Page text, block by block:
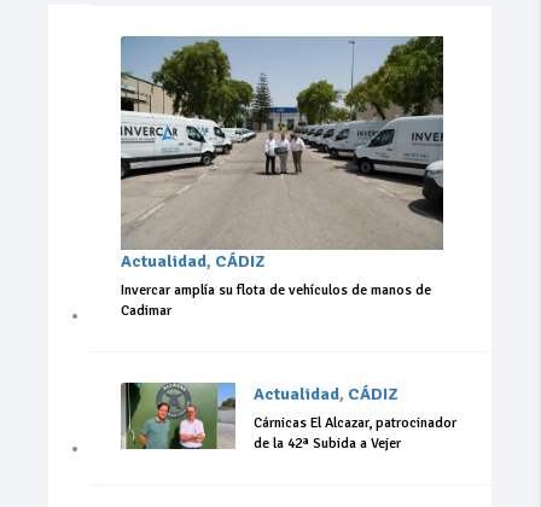
Actualidad, CÁDIZ
Invercar amplía su flota de vehículos de manos de
Cadimar
Actualidad, CÁDIZ
Cárnicas El Alcazar, patrocinador
de la 42ª Subida a Vejer